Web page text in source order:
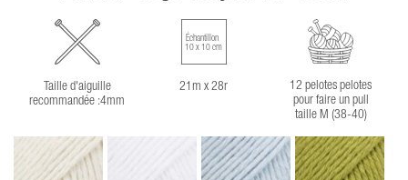
Taille d'aiguille
recommandée :4mm
Échantillon
10 x 10 cm
21m x 28r
12 pelotes pelotes
pour faire un pull
taille M (38-40)